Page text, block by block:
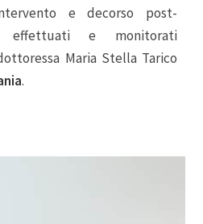
e decorso post-
effettuati e monitorati
Maria Stella Tarico
.